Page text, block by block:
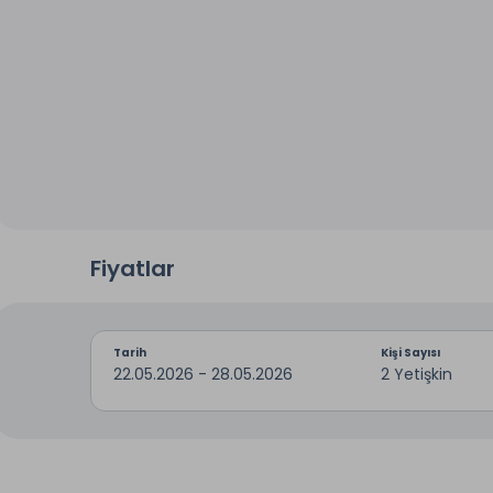
Fiyatlar
Tarih
22.05.2026 - 28.05.2026
Kişi Sayısı
2 Yetişkin